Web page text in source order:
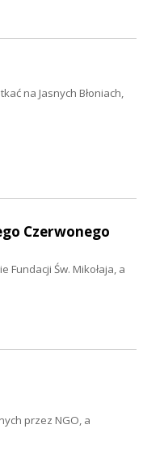
na Jasnych Błoniach,
Czerwonego
Św. Mikołaja, a
przez NGO, a